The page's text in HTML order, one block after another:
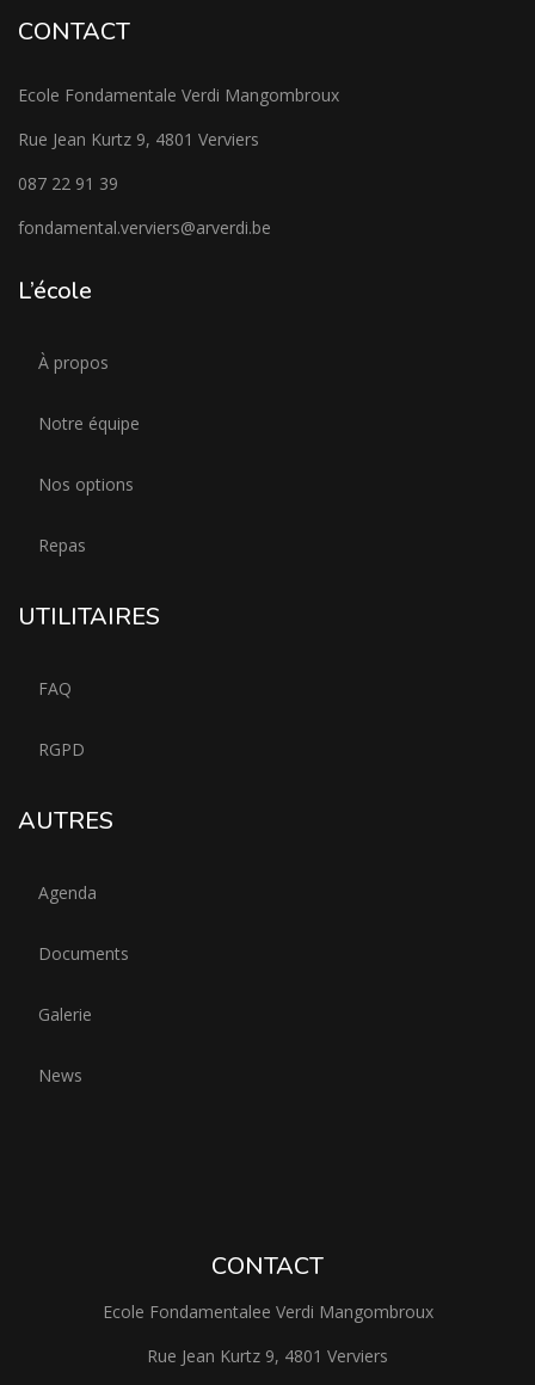
CONTACT
Ecole Fondamentale Verdi Mangombroux
Rue Jean Kurtz 9, 4801 Verviers
087 22 91 39
fondamental.verviers@arverdi.be
L’école
À propos
Notre équipe
Nos options
Repas
UTILITAIRES
FAQ
RGPD
AUTRES
Agenda
Documents
Galerie
News
CONTACT
Ecole Fondamentalee Verdi Mangombroux
Rue Jean Kurtz 9, 4801 Verviers